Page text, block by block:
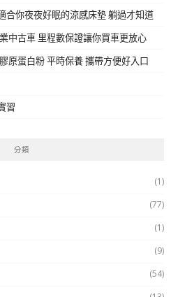
合你夜夜好眠的涼感床墊 躺過才知道
中古車 里程數保證讓你買車更放心
原蛋白粉 平時保養 攜帶方便好入口
習
分類
(1)
(77)
(1)
(9)
(54)